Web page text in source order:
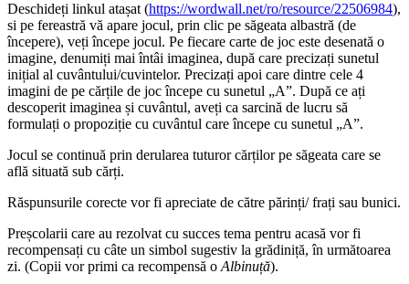
Deschideți linkul atașat (https://wordwall.net/ro/resource/22506984),
si pe fereastră vă apare jocul, prin clic pe săgeata albastră (de
începere), veți începe jocul. Pe fiecare carte de joc este desenată o
imagine, denumiți mai întâi imaginea, după care precizați sunetul
inițial al cuvântului/cuvintelor. Precizați apoi care dintre cele 4
imagini de pe cărțile de joc începe cu sunetul „A”. După ce ați
descoperit imaginea și cuvântul, aveți ca sarcină de lucru să
formulați o propoziție cu cuvântul care începe cu sunetul „A”.
Jocul se continuă prin derularea tuturor cărților pe săgeata care se
află situată sub cărți.
Răspunsurile corecte vor fi apreciate de către părinți/ frați sau bunici.
Preșcolarii care au rezolvat cu succes tema pentru acasă vor fi
recompensați cu câte un simbol sugestiv la grădiniță, în următoarea
zi. (Copii vor primi ca recompensă oAlbinuță).